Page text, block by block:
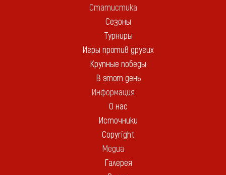
Статистика
Сезоны
Турниры
Игры против других
Крупные победы
В этот день
Информация
О нас
Источники
Copyright
Медиа
Галерея